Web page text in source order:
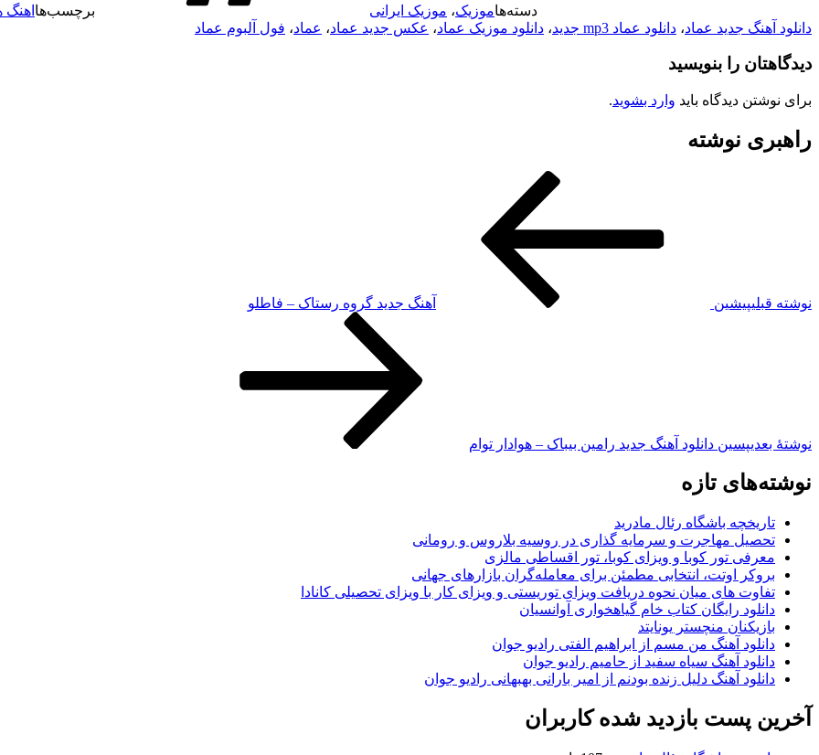
دسته‌هاموزیک، موزیک ایرانی برچسب‌ها اهنگ
دانلود آهنگ جدید عماد، دانلود عماد mp3 جدید ، دانلود موزیک عماد، عکس جدید عماد، عماد، فول آلبوم عماد
دیدگاهتان را بنویسید
برای نوشتن دیدگاه باید وارد بشوید.
راهبری نوشته
نوشته قبلیپیشین آهنگ جدید گروه رستاک – فاطلو
نوشته‌ٔ بعدیپسین دانلود آهنگ جدید رامین بیباک – هوادار توام
نوشته‌های تازه
تاریخچه باشگاه رئال مادرید
تحصیل مهاجرت و سرمایه گذاری در روسیه بلاروس و رومانی
معرفی تور کوبا و ویزای کوبا، تور اقساطی مالزی
بروکر اوتت، انتخابی مطمئن برای معامله‌گران بازارهای جهانی
تفاوت های میان نحوه دریافت ویزای توریستی و ویزای کار با ویزای تحصیلی کانادا
دانلود رایگان کتاب خام گیاهخواری آوانسیان
بازیکنان منچستر یونایتد
دانلود آهنگ من مسم از ابراهیم الفتی رادیو جوان
دانلود آهنگ سیاه سفید از حامیم رادیو جوان
دانلود آهنگ دلیل زنده بودنم از امیر بارانی بهبهانی رادیو جوان
آخرین پست بازدید شده کاربران